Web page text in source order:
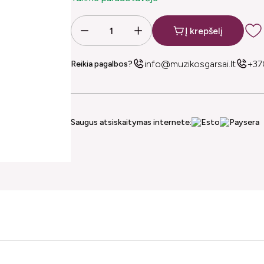
Į krepšelį
Reikia pagalbos? info@muzikosgarsai.lt
Saugus atsiskaitymas internete: